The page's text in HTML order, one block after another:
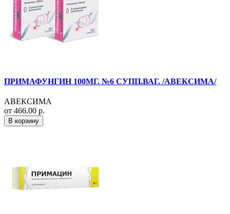
ПРИМАФУНГИН 100МГ. №6 СУПП.ВАГ. /АВЕКСИМА/
АВЕКСИМА
от 466.00 р.
В корзину